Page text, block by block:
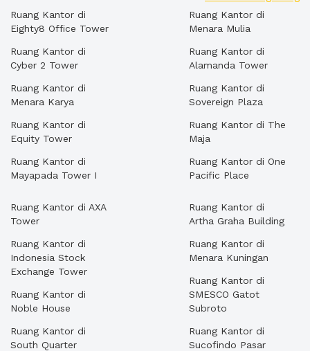
Ruang Kantor di
Eighty8 Office Tower
Ruang Kantor di
Cyber 2 Tower
Ruang Kantor di
Menara Karya
Ruang Kantor di
Equity Tower
Ruang Kantor di
Mayapada Tower I
Ruang Kantor di
Menara Mulia
Ruang Kantor di
Alamanda Tower
Ruang Kantor di
Sovereign Plaza
Ruang Kantor di The
Maja
Ruang Kantor di One
Pacific Place
Ruang Kantor di AXA
Tower
Ruang Kantor di
Indonesia Stock
Exchange Tower
Ruang Kantor di
Noble House
Ruang Kantor di
South Quarter
Ruang Kantor di
Artha Graha Building
Ruang Kantor di
Menara Kuningan
Ruang Kantor di
SMESCO Gatot
Subroto
Ruang Kantor di
Sucofindo Pasar